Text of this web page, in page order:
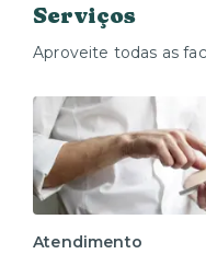
Serviços
Aproveite todas as
Atendimento